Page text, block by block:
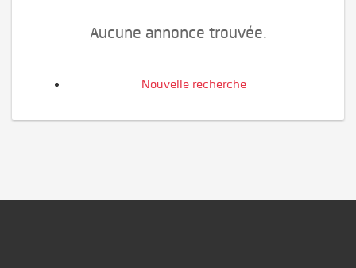
Aucune annonce trouvée.
Nouvelle recherche